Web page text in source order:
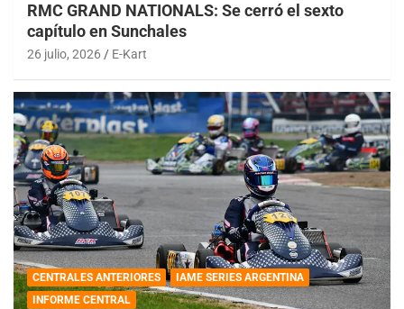
RMC GRAND NATIONALS: Se cerró el sexto
capítulo en Sunchales
26 julio, 2026 E-Kart
CENTRALES ANTERIORES
IAME SERIES ARGENTINA
INFORME CENTRAL